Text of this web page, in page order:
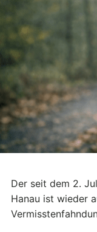
Der seit dem 2.
Hanau ist wieder